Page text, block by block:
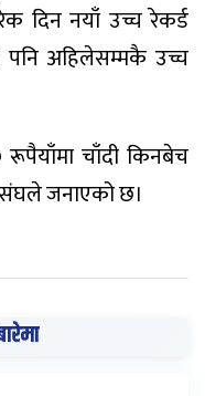
दिन नयाँ उच्च रेकर्ड
पनि अहिलेसम्मकै उच्च
चाँदी किनबेच
जनाएको छ।